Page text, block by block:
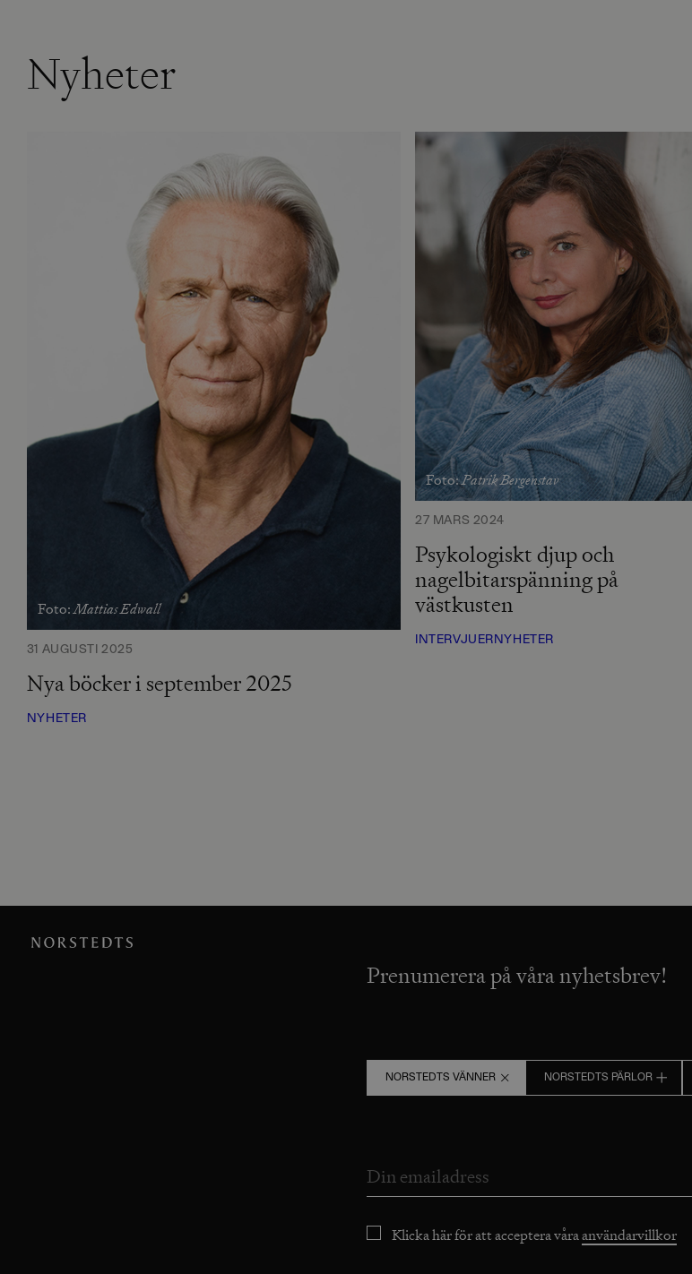
Nyheter
Foto:Mattias Edwall
31 AUGUSTI 2025
Nya böcker i september 2025
NYHETER
Foto:Patrik Bergenstav
27 MARS 2024
Psykologiskt djup och
nagelbitarspänning på
västkusten
INTERVJUER NYHETER
Prenumerera på våra nyhetsbrev!
NORSTEDTS VÄNNER NORSTEDTS PÄRLOR
Klicka här för att acceptera våraanvändarvillkor